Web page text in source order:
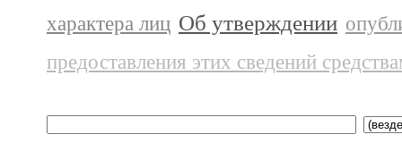
характера лиц Об утверждении
предоставления этих сведений